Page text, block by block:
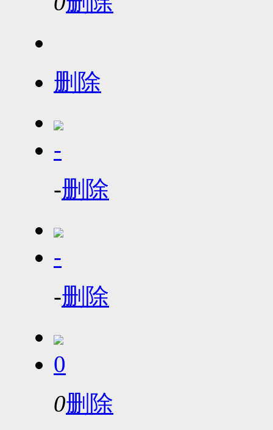
删除
-
-删除
-
-删除
0
0删除